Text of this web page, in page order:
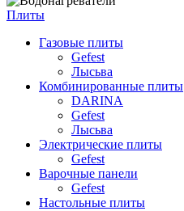
Плиты
Газовые плиты
Gefest
Лысьва
Комбинированные плиты
DARINA
Gefest
Лысьва
Электрические плиты
Gefest
Варочные панели
Gefest
Настольные плиты